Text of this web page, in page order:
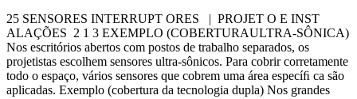
25 SENSORES INTERRUPT ORES | PROJET O E INST
ALAÇÕES 2 1 3 EXEMPLO (COBERTURAULTRA-SÔNICA)
Nos escritórios abertos com postos de trabalho separados, os
projetistas escolhem sensores ultra-sônicos. Para cobrir corretamente
todo o espaço, vários sensores que cobrem uma área especíﬁ ca são
aplicadas. Exemplo (cobertura da tecnologia dupla) Nos grandes